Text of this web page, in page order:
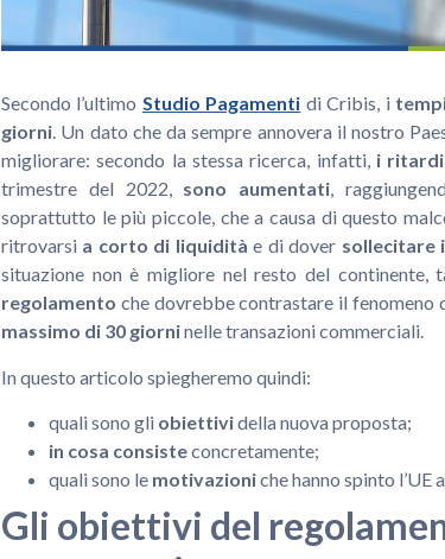
Secondo l’ultimo Studio Pagamenti di Cribis, i
giorni. Un dato che da sempre annovera il nostro
migliorare: secondo la stessa ricerca, infatti, i
trimestre del 2022, sono aumentati,
soprattutto le più piccole, che a causa di questo
ritrovarsi a corto di liquidità e di dover sollecitare
situazione non è migliore nel resto del continente,
regolamento che dovrebbe contrastare il fenomeno
massimo di 30 giorninelle transazioni commerciali.
In questo articolo spiegheremo quindi:
quali sono gli obiettividella nuova proposta;
in cosa consisteconcretamente;
quali sono le motivazioniche hanno spinto l’UE
Gli obiettivi del